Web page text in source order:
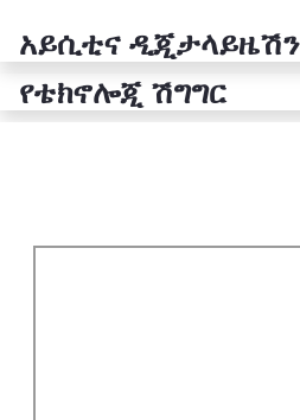
አይሲቲና ዲጂታላይዜሽን
የቴክኖሎጂ ሽግግር